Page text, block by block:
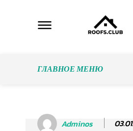
ГЛАВНОЕ МЕНЮ
Adminos